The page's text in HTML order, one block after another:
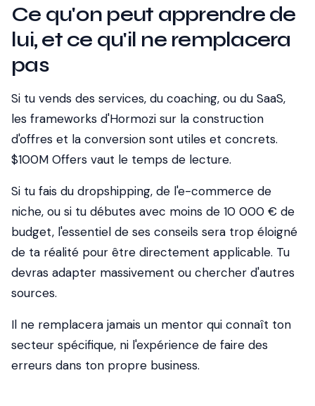
Ce qu'on peut apprendre de
lui, et ce qu'il ne remplacera
pas
Si tu vends des services, du coaching, ou du SaaS,
les frameworks d'Hormozi sur la construction
d'offres et la conversion sont utiles et concrets.
$100M Offers vaut le temps de lecture.
Si tu fais du dropshipping, de l'e-commerce de
niche, ou si tu débutes avec moins de 10 000 € de
budget, l'essentiel de ses conseils sera trop éloigné
de ta réalité pour être directement applicable. Tu
devras adapter massivement ou chercher d'autres
sources.
Il ne remplacera jamais un mentor qui connaît ton
secteur spécifique, ni l'expérience de faire des
erreurs dans ton propre business.